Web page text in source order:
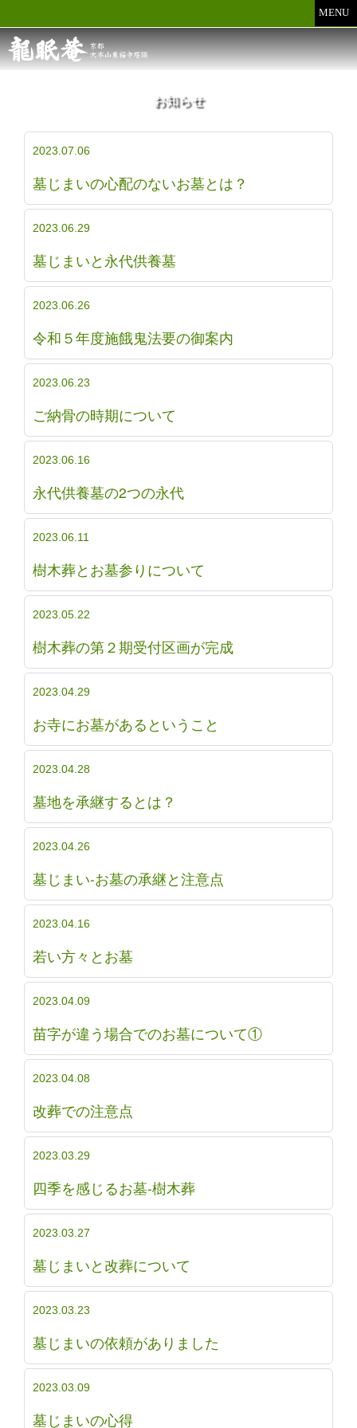
MENU
お知らせ
2023.07.06
墓じまいの心配のないお墓とは？
2023.06.29
墓じまいと永代供養墓
2023.06.26
令和５年度施餓鬼法要の御案内
2023.06.23
ご納骨の時期について
2023.06.16
永代供養墓の2つの永代
2023.06.11
樹木葬とお墓参りについて
2023.05.22
樹木葬の第２期受付区画が完成
2023.04.29
お寺にお墓があるということ
2023.04.28
墓地を承継するとは？
2023.04.26
墓じまい-お墓の承継と注意点
2023.04.16
若い方々とお墓
2023.04.09
苗字が違う場合でのお墓について①
2023.04.08
改葬での注意点
2023.03.29
四季を感じるお墓-樹木葬
2023.03.27
墓じまいと改葬について
2023.03.23
墓じまいの依頼がありました
2023.03.09
墓じまいの心得